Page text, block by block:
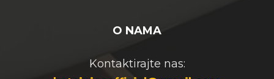
O NAMA
Kontaktirajte nas: